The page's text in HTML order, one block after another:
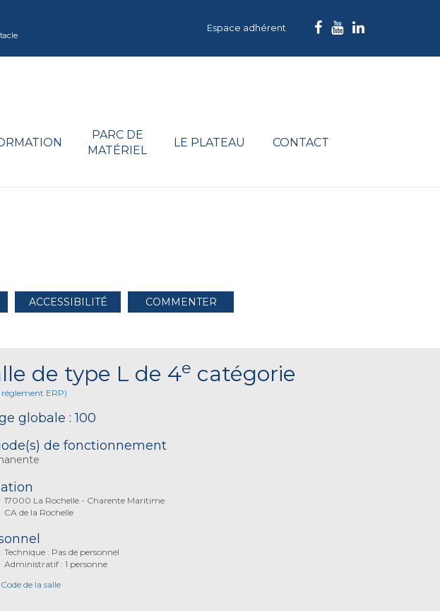
Espace adhérent
PARC DE
MATÉRIEL
LE PLATEAU CONTACT
ACCESSIBILITÉ COMMENTER
de type L de 4e catégorie
réglement ERP)
globale : 100
de fonctionnement
17000 La Rochelle - Charente Maritime
CA de la Rochelle
Technique : Pas de personnel
Administratif : 1 personne
de la salle